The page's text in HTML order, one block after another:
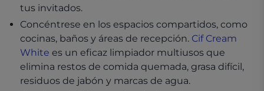
tus invitados.
Concéntrese en los espacios compartidos, como
cocinas, baños y áreas de recepción. Cif Cream
White es un eficaz limpiador multiusos que
elimina restos de comida quemada, grasa difícil,
residuos de jabón y marcas de agua.